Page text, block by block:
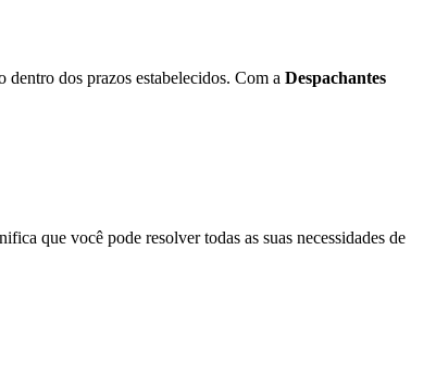
dentro dos prazos estabelecidos. Com a Despachantes
que você pode resolver todas as suas necessidades de